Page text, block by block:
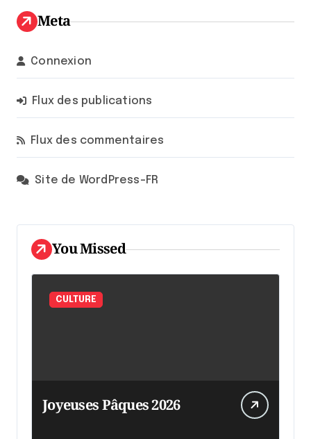
Meta
Connexion
Flux des publications
Flux des commentaires
Site de WordPress-FR
You Missed
CULTURE
Joyeuses Pâques 2026